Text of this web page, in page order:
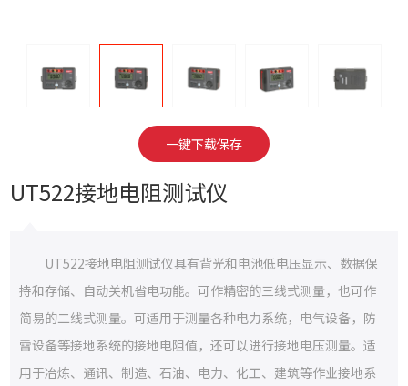
一键下载保存
UT522接地电阻测试仪
UT522接地电阻测试仪具有背光和电池低电压显示、数据保
持和存储、自动关机省电功能。可作精密的三线式测量，也可作
简易的二线式测量。可适用于测量各种电力系统，电气设备，防
雷设备等接地系统的接地电阻值，还可以进行接地电压测量。适
用于冶炼、通讯、制造、石油、电力、化工、建筑等作业接地系